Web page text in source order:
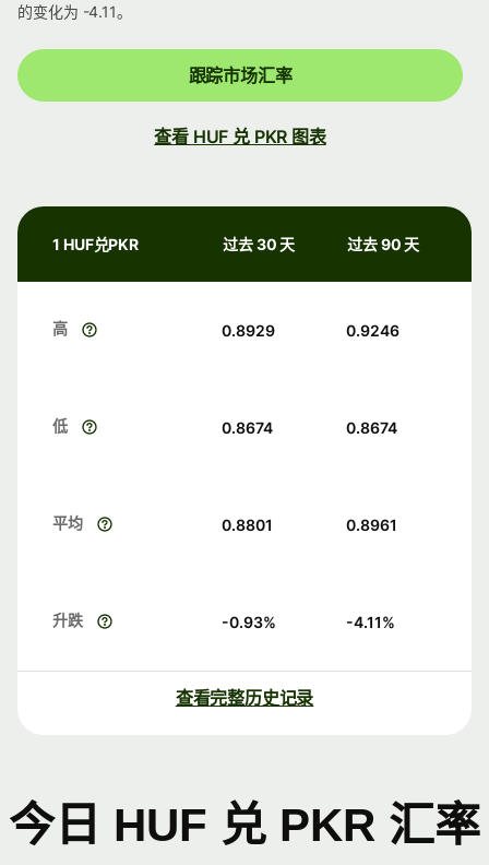
的变化为 -4.11。
跟踪市场汇率
查看 HUF 兑 PKR 图表
1 HUF兑PKR 过去 30 天 过去 90 天
高 0.8929 0.9246
低 0.8674 0.8674
平均 0.8801 0.8961
升跌 -0.93% -4.11%
查看完整历史记录
今日 HUF 兑 PKR 汇率